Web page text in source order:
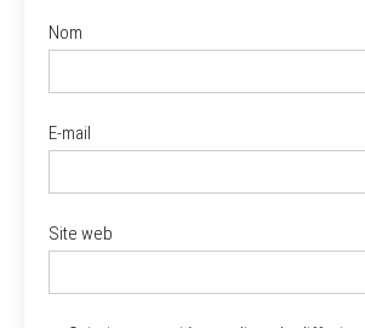
Nom
E-mail
Site web